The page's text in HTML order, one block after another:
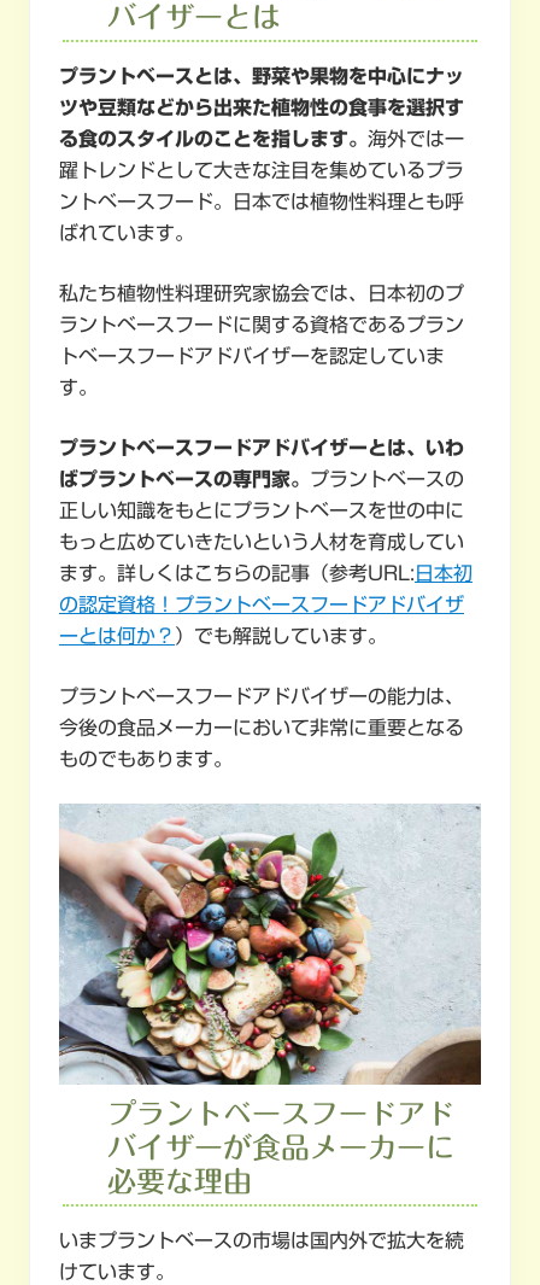
バイザーとは
プラントベースとは、野菜や果物を中心にナッ
ツや豆類などから出来た植物性の食事を選択す
る食のスタイルのことを指します。 海外では一
躍トレンドとして大きな注目を集めているプラ
ントベースフード。日本では植物性料理とも呼
ばれています。
私たち植物性料理研究家協会では、日本初のプ
ラントベースフードに関する資格であるプラン
トベースフードアドバイザーを認定していま
す。
プラントベースフードアドバイザーとは、いわ
ばプラントベースの専門家。 プラントベースの
正しい知識をもとにプラントベースを世の中に
もっと広めていきたいという人材を育成してい
ます。詳しくはこちらの記事（参考URL:日本初
の認定資格！プラントベースフードアドバイザ
ーとは何か？ ）でも解説しています。
プラントベースフードアドバイザーの能力は、
今後の食品メーカーにおいて非常に重要となる
ものでもあります。
プラントベースフードアド
バイザーが食品メーカーに
必要な理由
いまプラントベースの市場は国内外で拡大を続
けています。